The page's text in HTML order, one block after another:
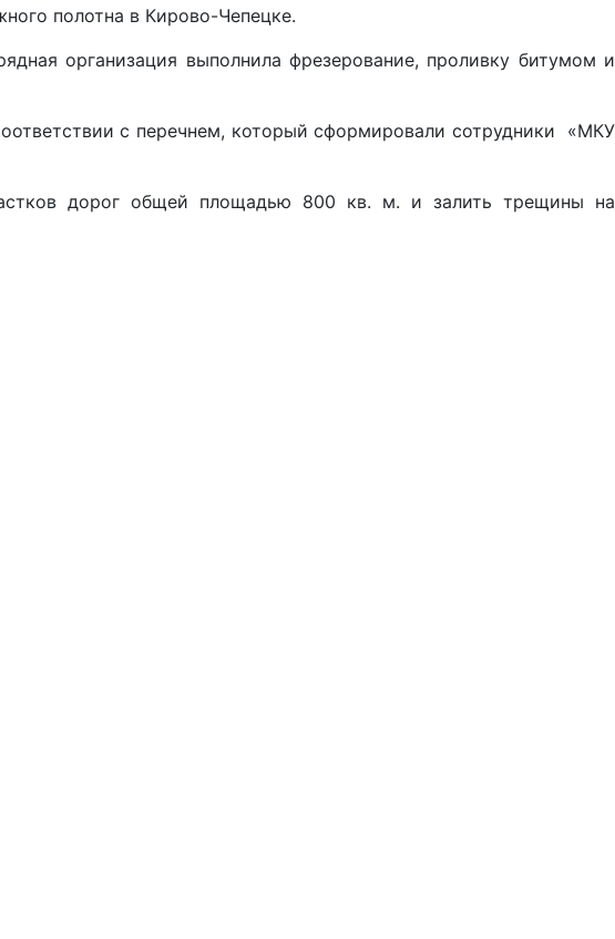
полотна в Кирово-Чепецке.
организация выполнила фрезерование, проливку битумом и
с перечнем, который сформировали сотрудники «МКУ
дорог общей площадью 800 кв. м. и залить трещины на